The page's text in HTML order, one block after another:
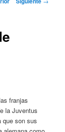
franjas
la Juventus
que son sus